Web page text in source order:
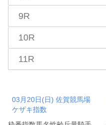
9R
10R
11R
03月20日(日) 佐賀競馬場
ケザキ指数